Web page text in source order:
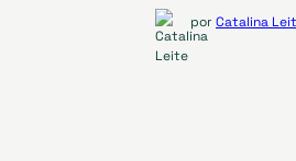
porCatalina